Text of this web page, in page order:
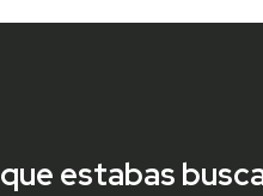
estabas